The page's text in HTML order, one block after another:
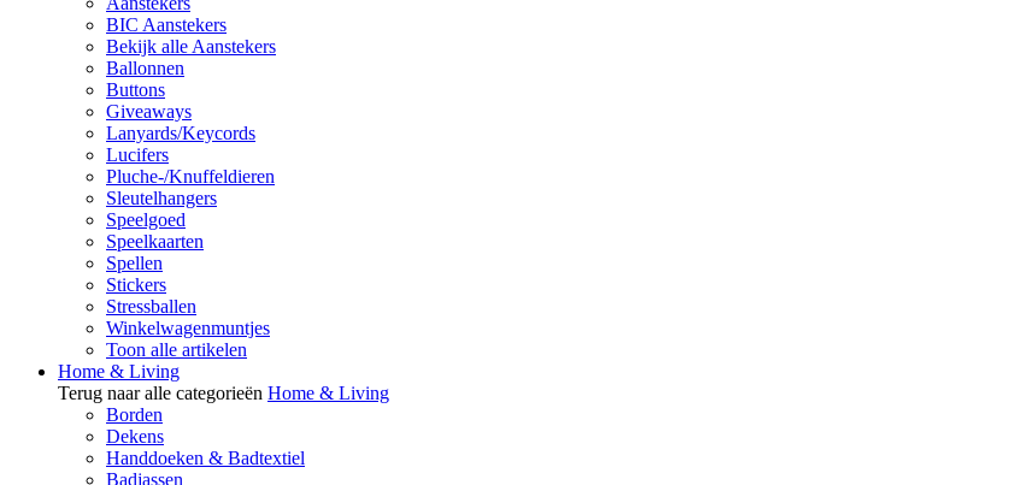
BIC Aanstekers
Bekijk alle Aanstekers
Ballonnen
Buttons
Giveaways
Lanyards/Keycords
Lucifers
Pluche-/Knuffeldieren
Sleutelhangers
Speelgoed
Speelkaarten
Spellen
Stickers
Stressballen
Winkelwagenmuntjes
Toon alle artikelen
Home & Living
Terug naar alle categorieën Home & Living
Borden
Dekens
Handdoeken & Badtextiel
Badjassen